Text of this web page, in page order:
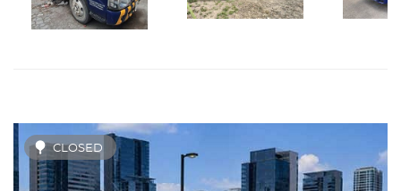
CLOSED